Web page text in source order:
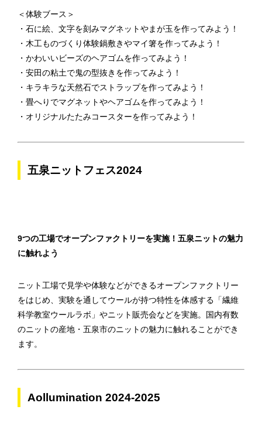
＜体験ブース＞
・石に絵、文字を刻みマグネットやまが玉を作ってみよう！
・木工ものづくり体験鍋敷きやマイ箸を作ってみよう！
・かわいいビーズのヘアゴムを作ってみよう！
・安田の粘土で鬼の型抜きを作ってみよう！
・キラキラな天然石でストラップを作ってみよう！
・畳へりでマグネットやヘアゴムを作ってみよう！
・オリジナルたたみコースターを作ってみよう！
五泉ニットフェス2024
9つの工場でオープンファクトリーを実施！五泉ニットの魅力
に触れよう
ニット工場で見学や体験などができるオープンファクトリー
をはじめ、実験を通してウールが持つ特性を体感する「繊維
科学教室ウールラボ」やニット販売会などを実施。国内有数
のニットの産地・五泉市のニットの魅力に触れることができ
ます。
Aollumination 2024-2025